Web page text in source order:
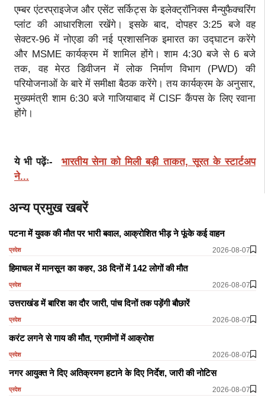
एम्बर एंटरप्राइजेज और एसेंट सर्किट्स के इलेक्ट्रॉनिक्स मैन्युफैक्चरिंग
प्लांट की आधारशिला रखेंगे। इसके बाद, दोपहर 3:25 बजे वह
सेक्टर-96 में नोएडा की नई प्रशासनिक इमारत का उद्घाटन करेंगे
और MSME कार्यक्रम में शामिल होंगे। शाम 4:30 बजे से 6 बजे
तक, वह मेरठ डिवीजन में लोक निर्माण विभाग (PWD) की
परियोजनाओं के बारे में समीक्षा बैठक करेंगे। तय कार्यक्रम के अनुसार,
मुख्यमंत्री शाम 6:30 बजे गाजियाबाद में CISF कैंपस के लिए रवाना
होंगे।
ये भी पढ़ेंः-
भारतीय सेना को मिली बड़ी ताकत, सूरत के स्टार्टअप
ने...
अन्य प्रमुख खबरें
पटना में युवक की मौत पर भारी बवाल, आक्रोशित भीड़ ने फूंके कई वाहन
प्रदेश 2026-08-07
हिमाचल में मानसून का कहर, 38 दिनों में 142 लोगों की मौत
प्रदेश 2026-08-07
उत्तराखंड में बारिश का दौर जारी, पांच दिनों तक पड़ेंगी बौछारें
प्रदेश 2026-08-07
करंट लगने से गाय की मौत, ग्रामीणों में आक्रोश
प्रदेश 2026-08-07
नगर आयुक्त ने दिए अतिक्रमण हटाने के दिए निर्देश, जारी की नोटिस
प्रदेश 2026-08-07